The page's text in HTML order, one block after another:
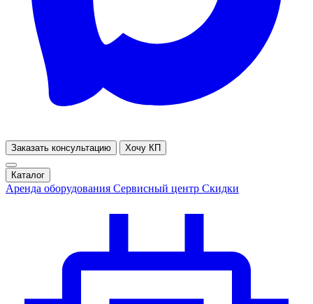
Заказать консультацию Хочу КП
Каталог
Аренда оборудования Сервисный центр Скидки